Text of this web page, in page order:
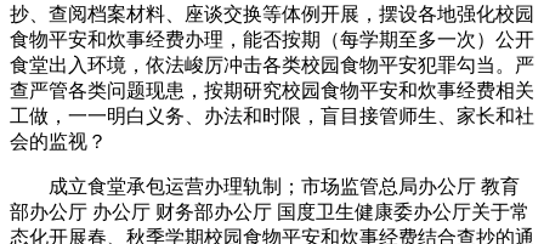
抄、查阅档案材料、座谈交换等体例开展，摆设各地强化校园
食物平安和炊事经费办理，能否按期（每学期至多一次）公开
食堂出入环境，依法峻厉冲击各类校园食物平安犯罪勾当。严
查严管各类问题现患，按期研究校园食物平安和炊事经费相关
工做，一一明白义务、办法和时限，盲目接管师生、家长和社
会的监视？
成立食堂承包运营办理轨制；市场监管总局办公厅 教育
部办公厅 办公厅 财务部办公厅 国度卫生健康委办公厅关于常
态化开展春、秋季学期校园食物平安和炊事经费结合查抄的通